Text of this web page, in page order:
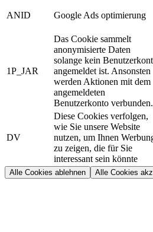
ANID Google Ads optimierung
1P_JAR
Das Cookie sammelt
anonymisierte Daten
solange kein
angemeldet ist. Ansonsten
werden Aktionen mit dem
angemeldeten
Benutzerkonto verbunden.
DV
Diese Cookies verfolgen,
wie Sie unsere Website
nutzen, um Ihnen
zu zeigen, die für Sie
interessant sein könnte
Alle Cookies ablehnen Alle Cookies